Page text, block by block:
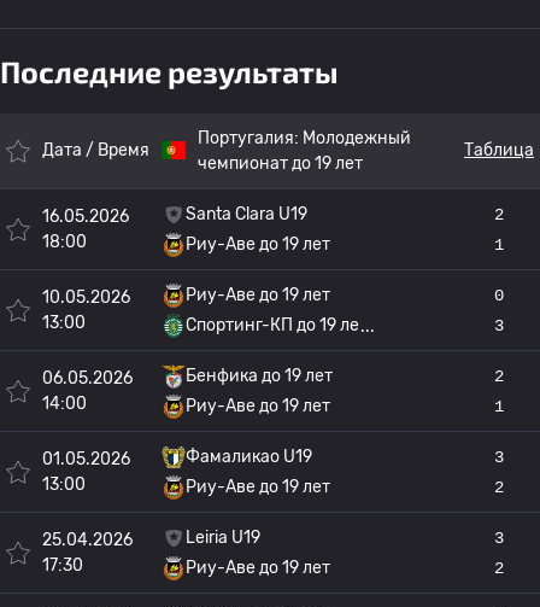
Последние результаты
Дата / Время
Португалия: Молодежный
чемпионат до 19 лет
Таблица
16.05.2026
18:00
Santa Clara U19
Риу-Аве до 19 лет
2
1
10.05.2026
13:00
Риу-Аве до 19 лет
Спортинг-КП до 19 ле
0
3
06.05.2026
14:00
Бенфика до 19 лет
Риу-Аве до 19 лет
2
1
01.05.2026
13:00
Фамаликао U19
Риу-Аве до 19 лет
3
2
25.04.2026
17:30
Leiria U19
Риу-Аве до 19 лет
3
2